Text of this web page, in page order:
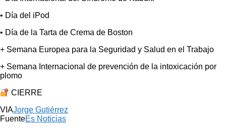
• Día del iPod
• Día de la Tarta de Crema de Boston
+ Semana Europea para la Seguridad y Salud en el Trabajo
+ Semana Internacional de prevención de la intoxicación por
plomo
CIERRE
VIAJorge Gutiérrez
FuenteEs Noticias